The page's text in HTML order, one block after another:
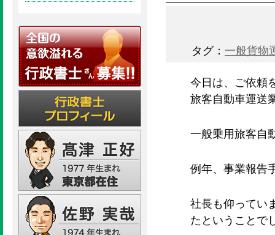
タグ： 一般貨物
今日は、ご依頼
旅客自動車運送
一般乗用旅客自
例年、事業報告
社長も仰ってい
たということで